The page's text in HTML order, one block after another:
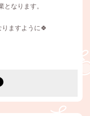
なります。
ますように🍀